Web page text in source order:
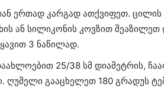
ერთად კარგად ათქვიფეთ.
ან სილიკონის კოვზით
3 ნაწილად.
25/38 სმ დიამეტრის,
ღუმელი გააცხელეთ 180 გრადუს